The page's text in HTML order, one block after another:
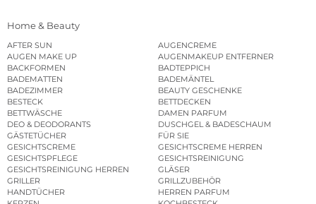
Home & Beauty
AFTER SUN
AUGENCREME
AUGEN MAKE UP
AUGENMAKEUP ENTFERNER
BACKFORMEN
BADTEPPICH
BADEMATTEN
BADEMÄNTEL
BADEZIMMER
BEAUTY GESCHENKE
BESTECK
BETTDECKEN
BETTWÄSCHE
DAMEN PARFUM
DEO & DEODORANTS
DUSCHGEL & BADESCHAUM
GÄSTETÜCHER
FÜR SIE
GESICHTSCREME
GESICHTSCREME HERREN
GESICHTSPFLEGE
GESICHTSREINIGUNG
GESICHTSREINIGUNG HERREN
GLÄSER
GRILLER
GRILLZUBEHÖR
HANDTÜCHER
HERREN PARFUM